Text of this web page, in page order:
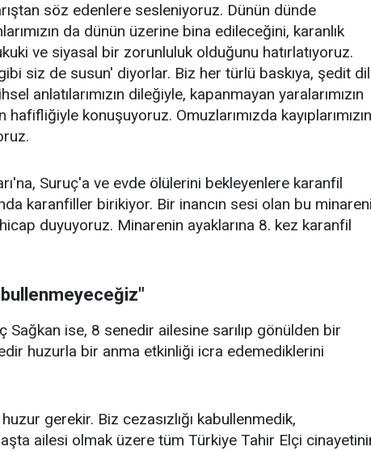
söz edenlere sesleniyoruz. Dünün dünde
da dünün üzerine bina edileceğini, karanlık
ve siyasal bir zorunluluk olduğunu hatırlatıyoruz.
siz de susun' diyorlar. Biz her türlü baskıya, şedit
anlatılarımızın dileğiyle, kapanmayan yaralarımızın
hafifliğiyle konuşuyoruz. Omuzlarımızda kayıplarımızın
Suruç'a ve evde ölülerini bekleyenlere karanfil
karanfiller birikiyor. Bir inancın sesi olan bu
duyuyoruz. Minarenin ayaklarına 8. kez karanfil
Sağkan ise, 8 senedir ailesine sarılıp gönülden bir
huzurla bir anma etkinliği icra edemediklerini
gerekir. Biz cezasızlığı kabullenmedik,
ailesi olmak üzere tüm Türkiye Tahir Elçi